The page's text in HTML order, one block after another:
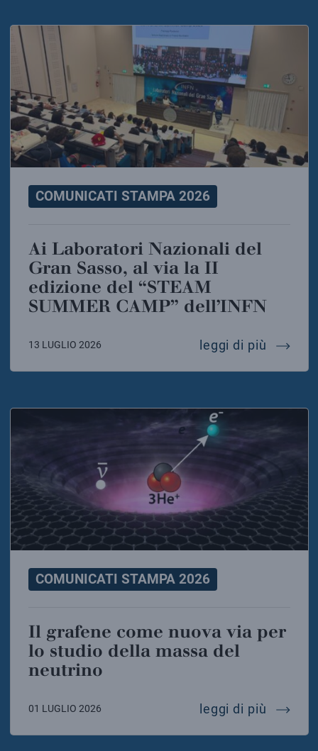
COMUNICATI STAMPA 2026
Ai Laboratori Nazionali del
Gran Sasso, al via la II
edizione del “STEAM
SUMMER CAMP” dell’INFN
13 LUGLIO 2026 leggi di più ai
COMUNICATI STAMPA 2026
Il grafene come nuova via per
lo studio della massa del
neutrino
01 LUGLIO 2026 leggi di più il